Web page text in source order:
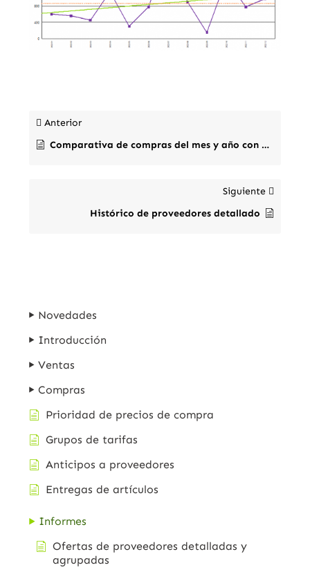
Novedades
Introducción
Ventas
Compras
Prioridad de precios de compra
Grupos de tarifas
Anticipos a proveedores
Entregas de artículos
Informes
Ofertas de proveedores detalladas y
agrupadas
Anterior
Comparativa de compras del mes y año con el año anterior
Siguiente
Histórico de proveedores detallado